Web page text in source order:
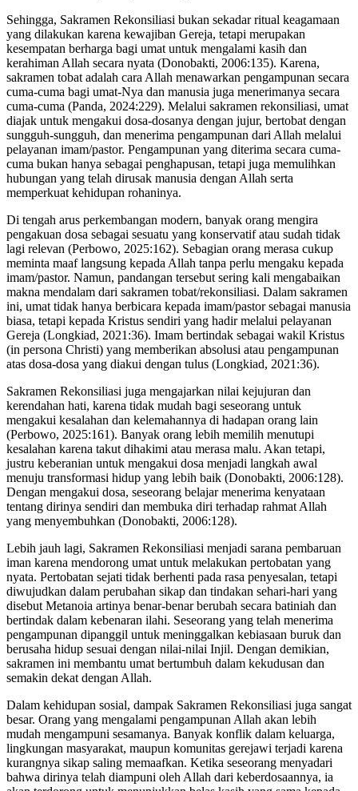
Sehingga, Sakramen Rekonsiliasi bukan sekadar ritual keagamaan
yang dilakukan karena kewajiban Gereja, tetapi merupakan
kesempatan berharga bagi umat untuk mengalami kasih dan
kerahiman Allah secara nyata (Donobakti, 2006:135). Karena,
sakramen tobat adalah cara Allah menawarkan pengampunan secara
cuma-cuma bagi umat-Nya dan manusia juga menerimanya secara
cuma-cuma (Panda, 2024:229). Melalui sakramen rekonsiliasi, umat
diajak untuk mengakui dosa-dosanya dengan jujur, bertobat dengan
sungguh-sungguh, dan menerima pengampunan dari Allah melalui
pelayanan imam/pastor. Pengampunan yang diterima secara cuma-
cuma bukan hanya sebagai penghapusan, tetapi juga memulihkan
hubungan yang telah dirusak manusia dengan Allah serta
memperkuat kehidupan rohaninya.
Di tengah arus perkembangan modern, banyak orang mengira
pengakuan dosa sebagai sesuatu yang konservatif atau sudah tidak
lagi relevan (Perbowo, 2025:162). Sebagian orang merasa cukup
meminta maaf langsung kepada Allah tanpa perlu mengaku kepada
imam/pastor. Namun, pandangan tersebut sering kali mengabaikan
makna mendalam dari sakramen tobat/rekonsiliasi. Dalam sakramen
ini, umat tidak hanya berbicara kepada imam/pastor sebagai manusia
biasa, tetapi kepada Kristus sendiri yang hadir melalui pelayanan
Gereja (Longkiad, 2021:36). Imam bertindak sebagai wakil Kristus
(in persona Christi) yang memberikan absolusi atau pengampunan
atas dosa-dosa yang diakui dengan tulus (Longkiad, 2021:36).
Sakramen Rekonsiliasi juga mengajarkan nilai kejujuran dan
kerendahan hati, karena tidak mudah bagi seseorang untuk
mengakui kesalahan dan kelemahannya di hadapan orang lain
(Perbowo, 2025:161). Banyak orang lebih memilih menutupi
kesalahan karena takut dihakimi atau merasa malu. Akan tetapi,
justru keberanian untuk mengakui dosa menjadi langkah awal
menuju transformasi hidup yang lebih baik (Donobakti, 2006:128).
Dengan mengakui dosa, seseorang belajar menerima kenyataan
tentang dirinya sendiri dan membuka diri terhadap rahmat Allah
yang menyembuhkan (Donobakti, 2006:128).
Lebih jauh lagi, Sakramen Rekonsiliasi menjadi sarana pembaruan
iman karena mendorong umat untuk melakukan pertobatan yang
nyata. Pertobatan sejati tidak berhenti pada rasa penyesalan, tetapi
diwujudkan dalam perubahan sikap dan tindakan sehari-hari yang
disebut Metanoia artinya benar-benar berubah secara batiniah dan
bertindak dalam kebenaran ilahi. Seseorang yang telah menerima
pengampunan dipanggil untuk meninggalkan kebiasaan buruk dan
berusaha hidup sesuai dengan nilai-nilai Injil. Dengan demikian,
sakramen ini membantu umat bertumbuh dalam kekudusan dan
semakin dekat dengan Allah.
Dalam kehidupan sosial, dampak Sakramen Rekonsiliasi juga sangat
besar. Orang yang mengalami pengampunan Allah akan lebih
mudah mengampuni sesamanya. Banyak konflik dalam keluarga,
lingkungan masyarakat, maupun komunitas gerejawi terjadi karena
kurangnya sikap saling memaafkan. Ketika seseorang menyadari
bahwa dirinya telah diampuni oleh Allah dari keberdosaannya, ia